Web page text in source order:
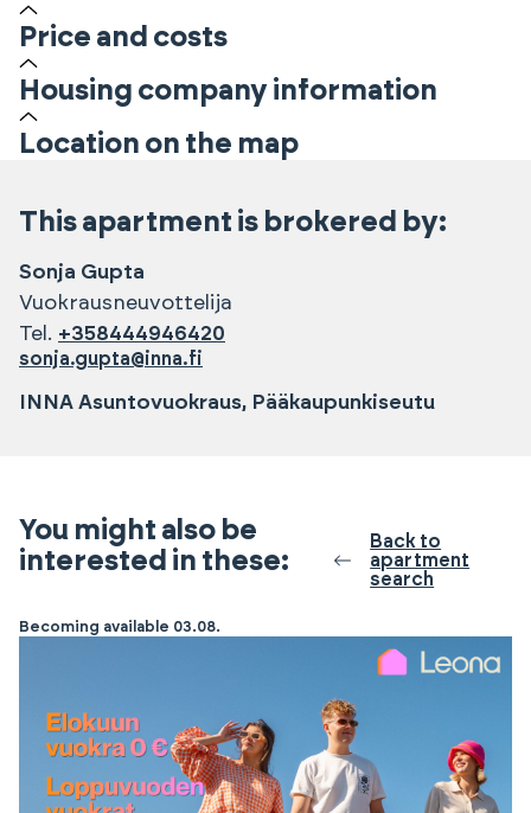
Price and costs
Housing company information
Location on the map
This apartment is brokered by:
Sonja Gupta
Vuokrausneuvottelija
Tel. +358444946420
sonja.gupta@inna.fi
INNA Asuntovuokraus, Pääkaupunkiseutu
You might also be
interested in these:
Back to
apartment
search
Becoming available 03.08.